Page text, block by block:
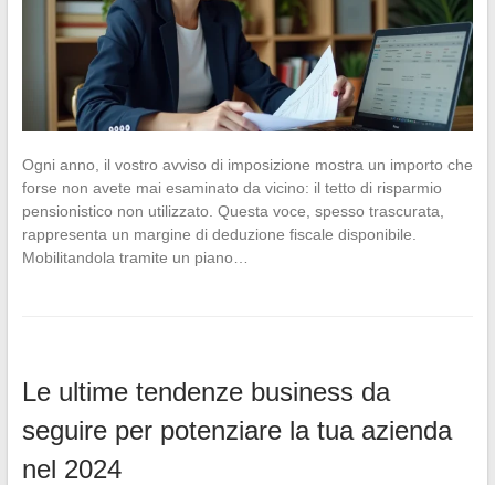
Ogni anno, il vostro avviso di imposizione mostra un importo che
forse non avete mai esaminato da vicino: il tetto di risparmio
pensionistico non utilizzato. Questa voce, spesso trascurata,
rappresenta un margine di deduzione fiscale disponibile.
Mobilitandola tramite un piano…
Le ultime tendenze business da
seguire per potenziare la tua azienda
nel 2024